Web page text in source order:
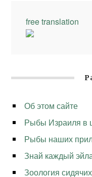
free translation
Об этом сайте
Рыбы Израиля в
Рыбы наших
Знай каждый
Зоология